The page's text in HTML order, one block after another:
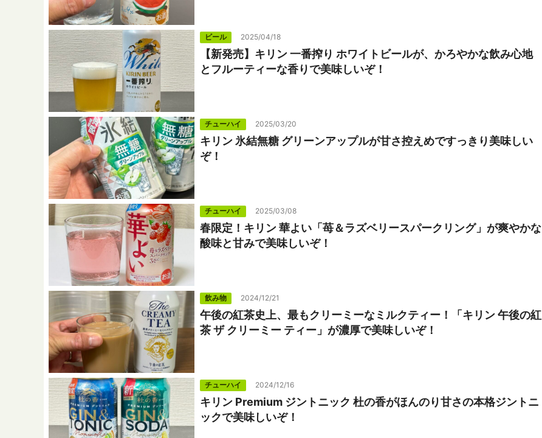
ビール 2025/04/18
【新発売】キリン 一番搾り ホワイトビールが、かろやかな飲み心地
とフルーティーな香りで美味しいぞ！
チューハイ 2025/03/20
キリン 氷結無糖 グリーンアップルが甘さ控えめですっきり美味しい
ぞ！
チューハイ 2025/03/08
春限定！キリン 華よい「苺＆ラズベリースパークリング」が爽やかな
酸味と甘みで美味しいぞ！
飲み物 2024/12/21
午後の紅茶史上、最もクリーミーなミルクティー！「キリン 午後の紅
茶 ザ クリーミー ティー」が濃厚で美味しいぞ！
チューハイ 2024/12/16
キリン Premium ジントニック 杜の香がほんのり甘さの本格ジントニ
ックで美味しいぞ！